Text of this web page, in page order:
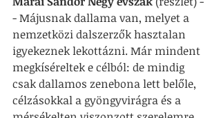
- Májusnak dallama van, melyet a
nemzetközi dalszerzők hasztalan
igyekeznek lekottázni. Már mindent
megkíséreltek e célból: de mindig
csak dallamos zenebona lett belőle,
célzásokkal a gyöngyvirágra és a